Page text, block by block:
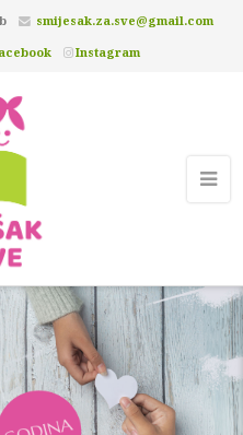
smijesak.za.sve@gmail.com
Instagram